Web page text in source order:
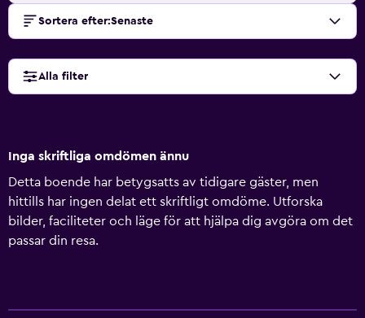
Sortera efter:Senaste
Alla filter
Inga skriftliga omdömen ännu
Detta boende har betygsatts av tidigare gäster, men
hittills har ingen delat ett skriftligt omdöme. Utforska
bilder, faciliteter och läge för att hjälpa dig avgöra om det
passar din resa.